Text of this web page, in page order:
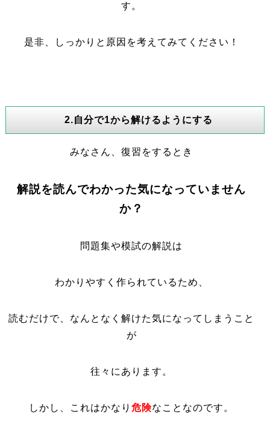
す。
是非、しっかりと原因を考えてみてください！
2.自分で1から解けるようにする
みなさん、復習をするとき
解説を読んでわかった気になっていません
か？
問題集や模試の解説は
わかりやすく作られているため、
読むだけで、なんとなく解けた気になってしまうこと
が
往々にあります。
しかし、これはかなり危険なことなのです。